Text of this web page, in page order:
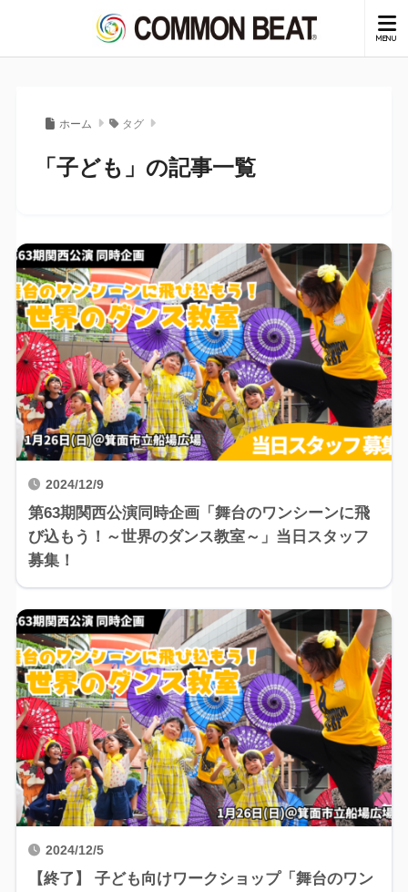
ホーム タグ
「子ども」の記事一覧
2024/12/9
第63期関西公演同時企画「舞台のワンシーンに飛
び込もう！～世界のダンス教室～」当日スタッフ
募集！
2024/12/5
【終了】 子ども向けワークショップ「舞台のワン